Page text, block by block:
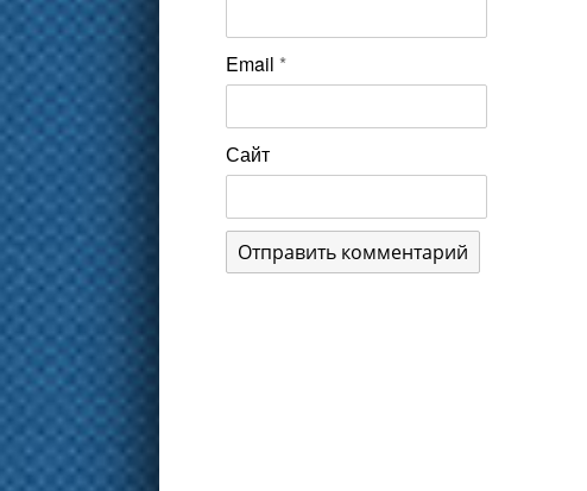
Email *
Сайт